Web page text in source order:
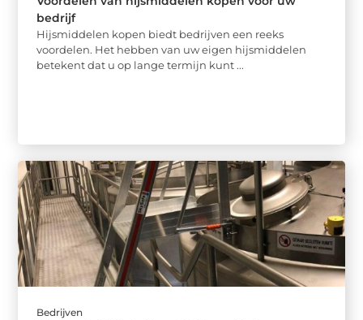
bedrijf
Hijsmiddelen kopen biedt bedrijven een reeks
voordelen. Het hebben van uw eigen hijsmiddelen
betekent dat u op lange termijn kunt ...
Bedrijven